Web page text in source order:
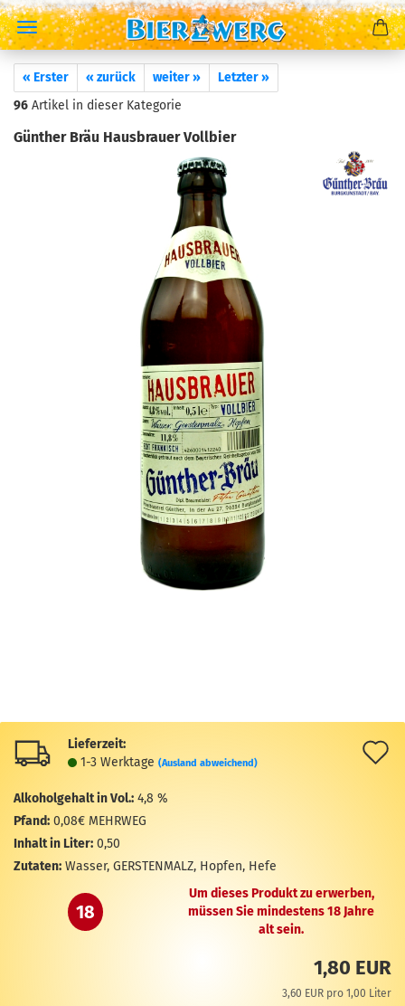
« Erster « zurück weiter »
Letzter »
96 Artikel in dieser Kategorie
Günther Bräu Hausbrauer Vollbier
Lieferzeit:
1-3 Werktage (Ausland abweichend)
Alkoholgehalt in Vol.: 4,8 %
Pfand: 0,08€ MEHRWEG
Inhalt in Liter: 0,50
Zutaten: Wasser, GERSTENMALZ, Hopfen, Hefe
18
Um dieses Produkt zu erwerben,
müssen Sie mindestens 18 Jahre
alt sein.
1,80 EUR
3,60 EUR pro 1,00 Liter